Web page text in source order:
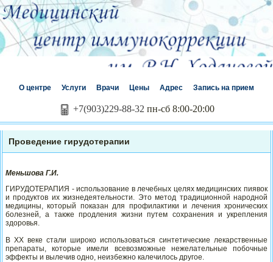
О центре Услуги Врачи Цены Адрес Запись на прием
+7(903)229-88-32 пн-сб 8:00-20:00
Проведение гирудотерапии
Меньшова Г.И.
ГИРУДОТЕРАПИЯ - использование в лечебных целях медицинских пиявок
и продуктов их жизнедеятельности. Это метод традиционной народной
медицины, который показан для профилактики и лечения хронических
болезней, а также продления жизни путем сохранения и укрепления
здоровья.
В ХХ веке стали широко использоваться синтетические лекарственные
препараты, которые имели всевозможные нежелательные побочные
эффекты и вылечив одно, неизбежно калечилось другое.